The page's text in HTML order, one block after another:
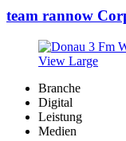
team rannow
View Large
Branche
Digital
Leistung
Medien